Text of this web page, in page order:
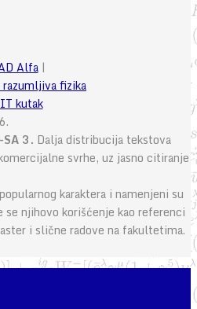
Alfa|
razumljiva fizika
IT kutak
SA 3. Dalja distribucija tekstova
svrhe, uz jasno citiranje
karaktera i namenjeni su
njihovo korišćenje kao referenci
i slične radove na fakultetima.